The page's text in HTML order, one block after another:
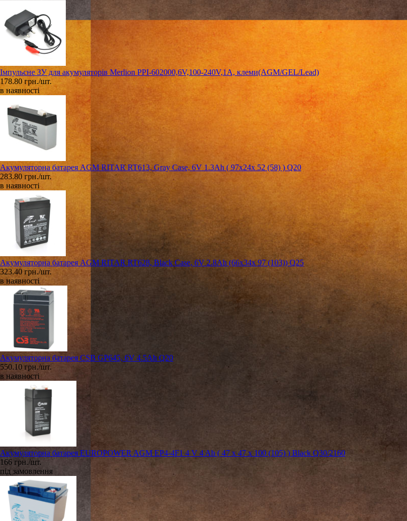
Імпульсне ЗУ для акумуляторів Merlion PPI-602000,6V,100-240V,1A, клеми(AGM/GEL/Lead)
178.80 грн./шт.
в наявності
Акумуляторна батарея AGM RITAR RT613, Gray Case, 6V 1.3Ah ( 97х24х 52 (58) ) Q20
283.80 грн./шт.
в наявності
Акумуляторна батарея AGM RITAR RT628, Black Case, 6V 2.8Ah (66х34х 97 (103)) Q25
323.40 грн./шт.
в наявності
Акумуляторна батарея CSB GP645, 6V 4.5Ah Q20
550.10 грн./шт.
в наявності
Акумуляторна батарея EUROPOWER AGM EP4-4F1 4 V 4 Ah ( 47 x 47 x 100 (105) ) Black Q30/2160
166 грн./шт.
під замовлення